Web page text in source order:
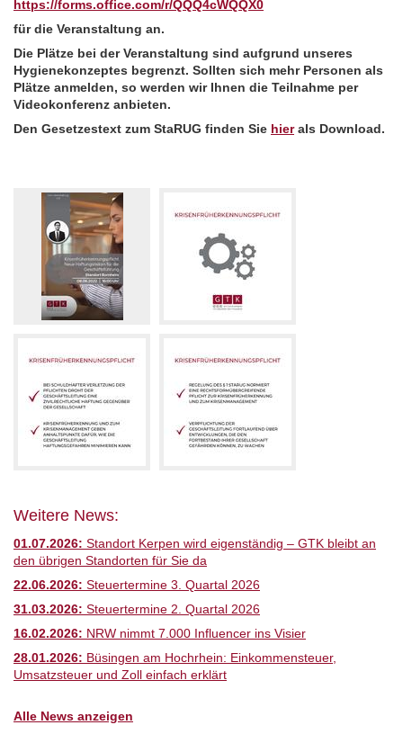
https://forms.office.com/r/QQQ4cWQQX0
für die Veranstaltung an.
Die Plätze bei der Veranstaltung sind aufgrund unseres
Hygienekonzeptes begrenzt. Sollten sich mehr Personen als
Plätze anmelden, so werden wir Ihnen die Teilnahme per
Videokonferenz anbieten.
Den Gesetzestext zum StaRUG finden Sie hierals Download.
Weitere News:
01.07.2026: Standort Kerpen wird eigenständig – GTK bleibt an
den übrigen Standorten für Sie da
22.06.2026: Steuertermine 3. Quartal 2026
31.03.2026: Steuertermine 2. Quartal 2026
16.02.2026: NRW nimmt 7.000 Influencer ins Visier
28.01.2026: Büsingen am Hochrhein: Einkommensteuer,
Umsatzsteuer und Zoll einfach erklärt
Alle News anzeigen